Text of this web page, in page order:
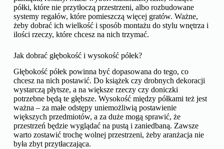
półki, które nie przytłoczą przestrzeni, albo rozbudowane
systemy regałów, które pomieszczą więcej gratów. Ważne,
żeby dobrać ich wielkość i sposób montażu do stylu wnętrza i
ilości rzeczy, które chcesz na nich trzymać.
Jak dobrać głębokość i wysokość półek?
Głębokość półek powinna być dopasowana do tego, co
chcesz na nich postawić. Do książek czy drobnych dekoracji
wystarczą płytsze, a na większe rzeczy czy doniczki
potrzebne będą te głębsze. Wysokość między półkami też jest
ważna – za małe odstępy uniemożliwią postawienie
większych przedmiotów, a za duże mogą sprawić, że
przestrzeń będzie wyglądać na pustą i zaniedbaną. Zawsze
warto zostawić trochę wolnej przestrzeni, żeby aranżacja nie
była zbyt przytłaczająca.